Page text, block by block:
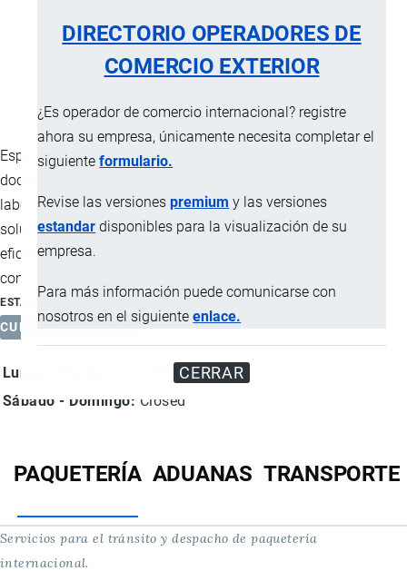
DIRECTORIO OPERADORES DE
COMERCIO EXTERIOR
¿Es operador de comercio internacional? registre
ahora su empresa, únicamente necesita completar el
siguienteformulario.
Revise las versionespremium y las versiones
estandar disponibles para la visualización de su
empresa.
Para más información puede comunicarse con
nosotros en el siguienteenlace.
CERRAR
Especialistas en el transporte rápido, seguro y confiable de
documentos y mercancías entre países y regiones. Nuestra
labor es en conectar personas y negocios a través de
soluciones logísticas integrales que garantizan entregas
eficientes, trazables y adaptadas a las necesidades del
comercio global.
ESTABLECIMIENTO NO VERIFICADO
CURRENTLY CLOSED
slot
Lunes - Viernes:
8:00 - 17:00
Sábado - Domingo: Closed
PAQUETERÍA ADUANAS TRANSPORTE
Servicios para el tránsito y despacho de paquetería
internacional.